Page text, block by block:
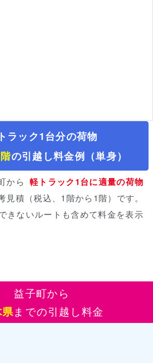
ラック1台分の荷物
の引越し料金例（単身）
から 軽トラック1台に適量の荷物
見積（税込、1階から1階） です。
きないルートも含めて料金を表示
益子町から
までの引越し料金